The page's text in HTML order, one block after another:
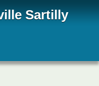
Sartilly